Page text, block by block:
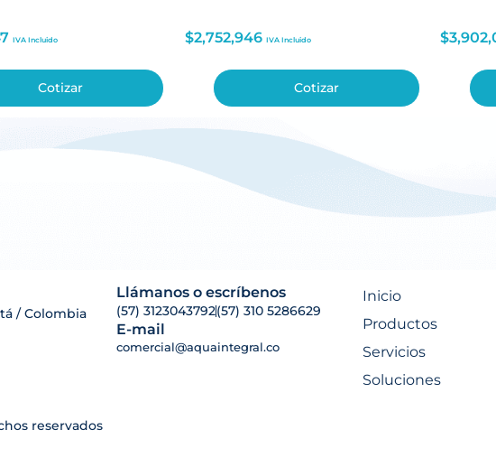
IVA Incluido
Cotizar
$2,752,946 IVA Incluido
Cotizar
$
/ Colombia
Llámanos o escríbenos
(57) 3123043792(57) 310 5286629
E-mail
comercial@aquaintegral.co
Inicio
Productos
Servicios
Soluciones
reservados